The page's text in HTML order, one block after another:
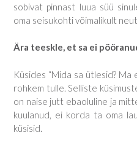
sobivat pinnast luua süü
oma seisukohti võimalikult
Ära teeskle, et sa ei
Küsides “Mida sa ütlesid? Ma
rohkem tulle. Selliste
on naise jutt ebaoluline ja
kuulanud, ei korda ta oma
küsisid.